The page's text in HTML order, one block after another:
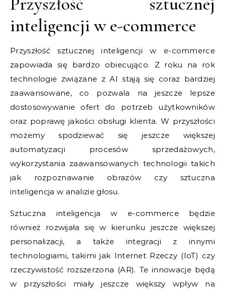
inteligencji w e-commerce
Przyszłość sztucznej inteligencji w e-commerce
zapowiada się bardzo obiecująco. Z roku na rok
technologie związane z AI stają się coraz bardziej
zaawansowane, co pozwala na jeszcze lepsze
dostosowywanie ofert do potrzeb użytkowników
oraz poprawę jakości obsługi klienta. W przyszłości
możemy spodziewać się jeszcze większej
automatyzacji procesów sprzedażowych,
wykorzystania zaawansowanych technologii takich
jak rozpoznawanie obrazów czy sztuczna
inteligencja w analizie głosu.
Sztuczna inteligencja w e-commerce będzie
również rozwijała się w kierunku jeszcze większej
personalizacji, a także integracji z innymi
technologiami, takimi jak Internet Rzeczy (IoT) czy
rzeczywistość rozszerzona (AR). Te innowacje będą
w przyszłości miały jeszcze większy wpływ na